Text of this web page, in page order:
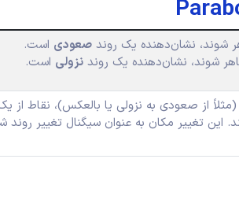
شوند، نشان‌دهنده یک روند صعودی است.
شوند، نشان‌دهنده یک روند نزولی است.
از صعودی به نزولی یا بالعکس)، نقاط از
این تغییر مکان به عنوان سیگنال تغییر روند